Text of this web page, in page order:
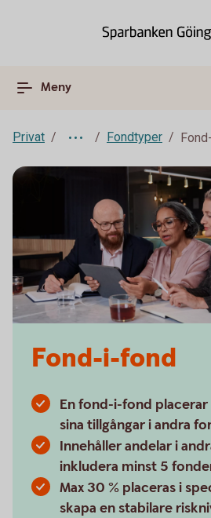
Meny
Privat Fondtyper
Fond-i-fond
En fond-i-fond placerar
sina tillgångar i andra
Innehåller andelar i
inkludera minst 5
Max 30 % placeras i
skapa en stabilare